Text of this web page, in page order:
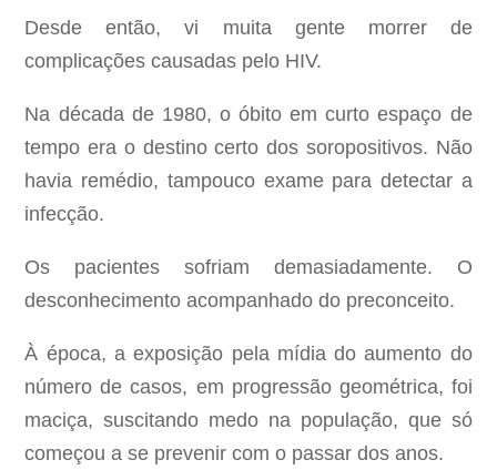
Desde então, vi muita gente morrer de
complicações causadas pelo HIV.
Na década de 1980, o óbito em curto espaço de
tempo era o destino certo dos soropositivos. Não
havia remédio, tampouco exame para detectar a
infecção.
Os pacientes sofriam demasiadamente. O
desconhecimento acompanhado do preconceito.
À época, a exposição pela mídia do aumento do
número de casos, em progressão geométrica, foi
maciça, suscitando medo na população, que só
começou a se prevenir com o passar dos anos.